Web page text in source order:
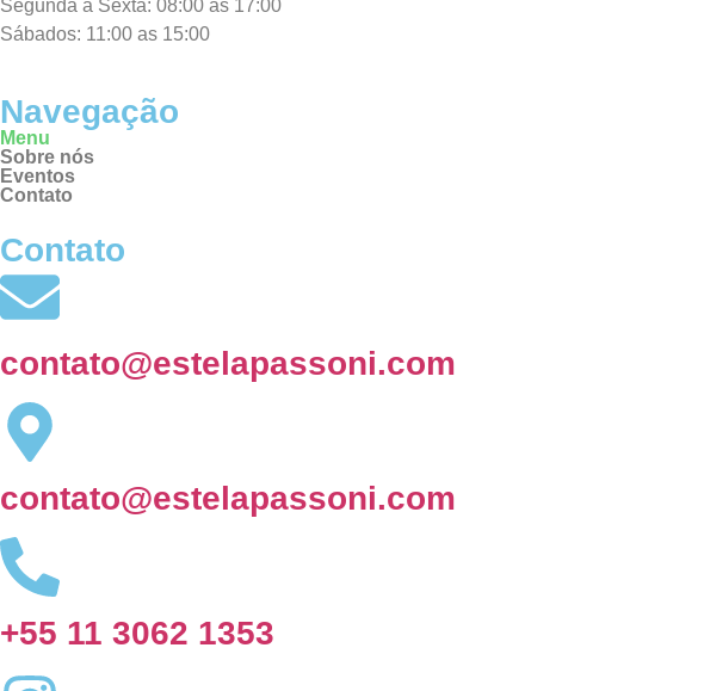
Segunda a Sexta: 08:00 as 17:00
Sábados: 11:00 as 15:00
Navegação
Menu
Sobre nós
Eventos
Contato
Contato
contato@estelapassoni.com
contato@estelapassoni.com
+55 11 3062 1353